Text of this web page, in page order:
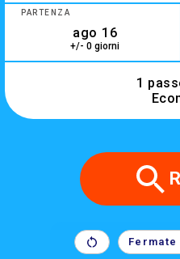
3 results are available, use
PARTENZA
+/- 0 giorni
1
Fermate